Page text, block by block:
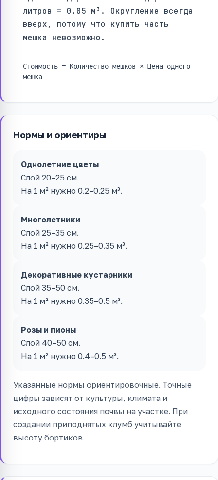
литров = 0.05 м³. Округление всегда
вверх, потому что купить часть
мешка невозможно.
Стоимость = Количество мешков × Цена одного
мешка
Нормы и ориентиры
Однолетние цветы
Слой 20–25 см.
На 1 м² нужно 0.2–0.25 м³.
Многолетники
Слой 25–35 см.
На 1 м² нужно 0.25–0.35 м³.
Декоративные кустарники
Слой 35–50 см.
На 1 м² нужно 0.35–0.5 м³.
Розы и пионы
Слой 40–50 см.
На 1 м² нужно 0.4–0.5 м³.
Указанные нормы ориентировочные. Точные
цифры зависят от культуры, климата и
исходного состояния почвы на участке. При
создании приподнятых клумб учитывайте
высоту бортиков.